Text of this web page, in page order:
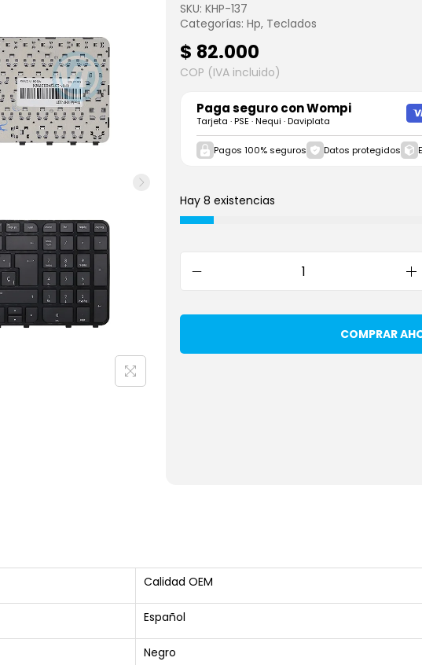
SKU: KHP-137
Categorías: Hp, Teclados
$ 82.000
COP (IVA incluido)
Paga seguro conWompi
Tarjeta · PSE · Nequi · Daviplata
Pagos 100% seguros Datos protegidos
Hay 8 existencias
COMPRAR
Calidad OEM
Español
Negro